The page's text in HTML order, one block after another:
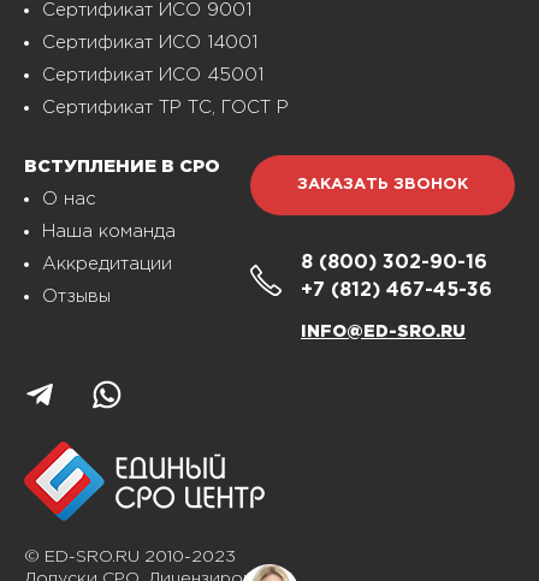
Сертификат ИСО 9001
Сертификат ИСО 14001
Сертификат ИСО 45001
Сертификат ТР ТС, ГОСТ Р
ВСТУПЛЕНИЕ В СРО
О нас
Наша команда
Аккредитации
Отзывы
ЗАКАЗАТЬ ЗВОНОК
8 (800) 302-90-16
+7 (812) 467-45-36
INFO@ED-SRO.RU
© ED-SRO.RU 2010-2023